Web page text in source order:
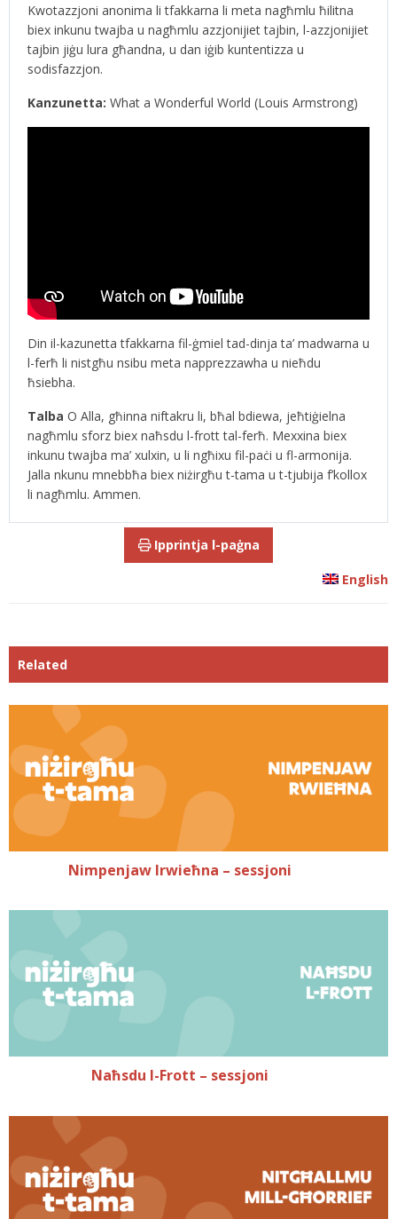
Kwotazzjoni anonima li tfakkarna li meta nagħmlu ħilitna
biex inkunu twajba u nagħmlu azzjonijiet tajbin, l-azzjonijiet
tajbin jiġu lura għandna, u dan iġib kuntentizza u
sodisfazzjon.
Kanzunetta: What a Wonderful World (Louis Armstrong)
Din il-kazunetta tfakkarna fil-ġmiel tad-dinja ta’ madwarna u
l-ferħ li nistgħu nsibu meta napprezzawha u nieħdu
ħsiebha.
Talba O Alla, għinna niftakru li, bħal bdiewa, jeħtiġielna
nagħmlu sforz biex naħsdu l-frott tal-ferħ. Mexxina biex
inkunu twajba ma’ xulxin, u li ngħixu fil-paċi u fl-armonija.
Jalla nkunu mnebbħa biex niżirgħu t-tama u t-tjubija f’kollox
li nagħmlu. Ammen.
Ipprintja l-paġna
English
Related
Nimpenjaw Irwieħna – sessjoni
Naħsdu l-Frott – sessjoni